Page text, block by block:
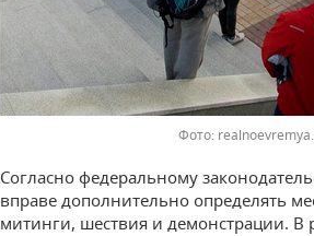
Фото:
Согласно федеральному
вправе дополнительно определять
митинги, шествия и демонстрации. В